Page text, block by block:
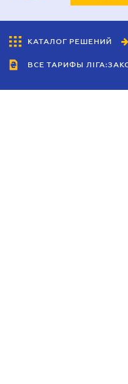
КАТАЛОГ РЕШЕНИЙ
ВСЕ ТАРИФЫ